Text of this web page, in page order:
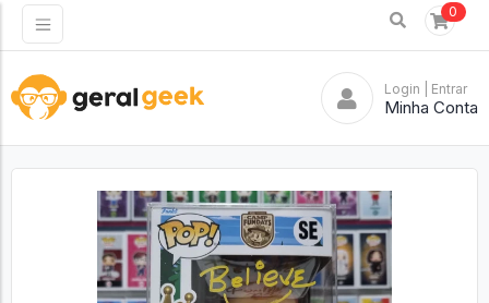
0
Login | Entrar
Minha Conta